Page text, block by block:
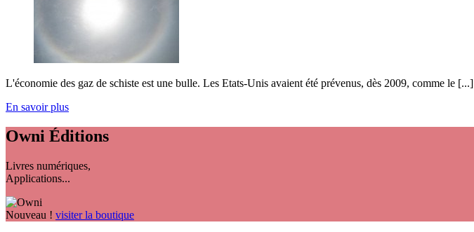
L'économie des gaz de schiste est une bulle. Les Etats-Unis avaient été prévenus, dès 2009, comme le [...]
En savoir plus
Owni Éditions
Livres numériques,
Applications...
Nouveau ! visiter la boutique